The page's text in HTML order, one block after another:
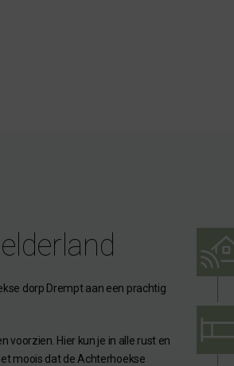
dorp Drempt aan een prachtig
voorzien. Hier kun je in alle rust en
moois dat de Achterhoekse